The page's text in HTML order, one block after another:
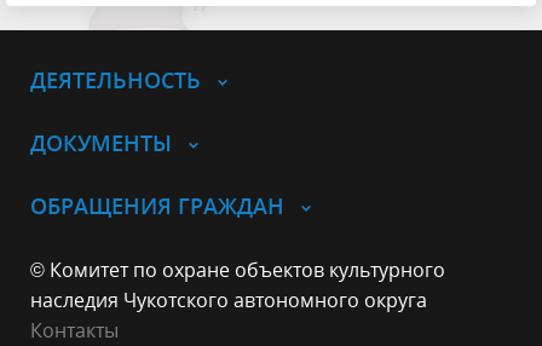
ДЕЯТЕЛЬНОСТЬ
ДОКУМЕНТЫ
ОБРАЩЕНИЯ ГРАЖДАН
© Комитет по охране объектов культурного
наследия Чукотского автономного округа
Контакты